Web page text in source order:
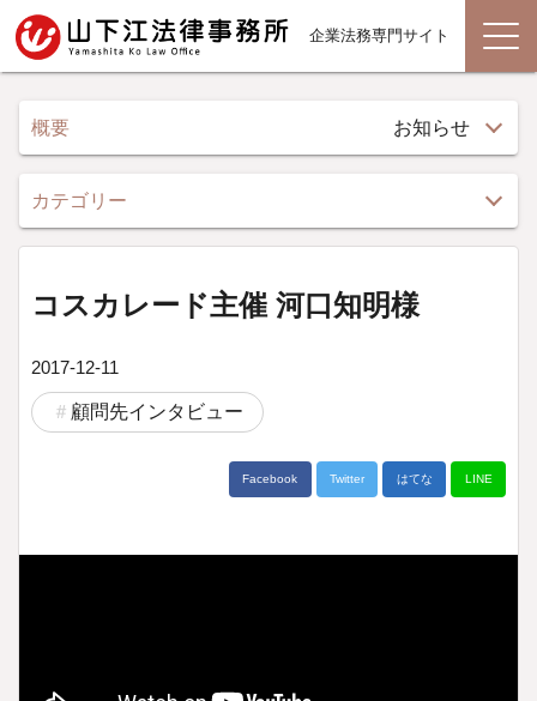
企業法務専門サイト
コスカレード主催 河口知明様
2017-12-11
顧問先インタビュー
Facebook Twitter はてな LINE
概要 お知らせ
カテゴリー